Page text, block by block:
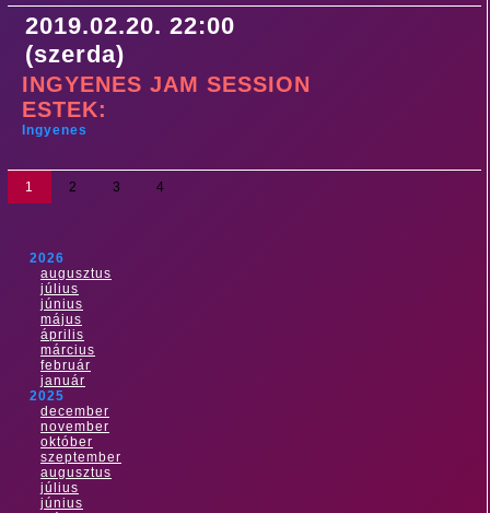
2019.02.20. 22:00
(szerda)
INGYENES JAM SESSION
ESTEK:
Ingyenes
1 2 3 4
2026
augusztus
július
június
május
április
március
február
január
2025
december
november
október
szeptember
augusztus
július
június